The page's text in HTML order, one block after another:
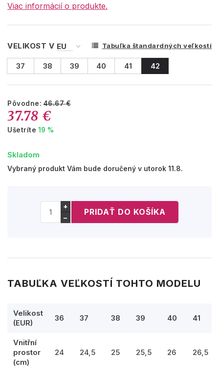
Viac informácií o produkte.
VELIKOST V Tabuľka štandardných veľkostí
37 38 39 40 41 42
Pôvodne:46.67 €
37.78 €
Ušetríte 19 %
Skladom
Vybraný produkt Vám bude doručený v utorok 11.8.
+
−
TABUĽKA VEĽKOSTÍ TOHTO MODELU
Velikost
(EUR)
36 37 38 39 40 41
Vnitřní
prostor
(cm)
24 24,5 25 25,5 26 26,5